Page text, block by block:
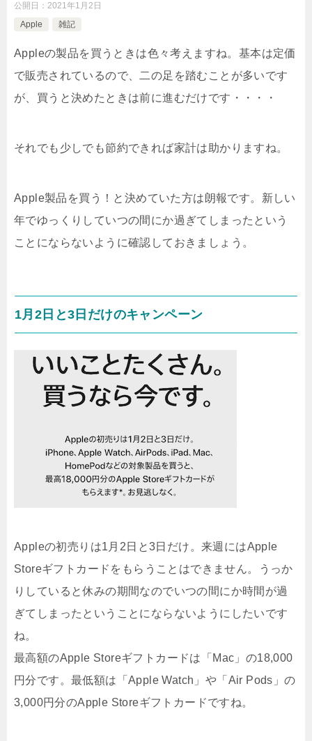
公開日： 2021年1月2日
Apple
雑記
Appleの製品を買うときは色々考えますね。基本は定価
で販売されているので、二の足を踏むことが多いです
が、買うと決めたときは前に進むだけです・・・・
それでも少しでも節約できれば家計は助かりますね。
Apple製品を買う！と決めていた方は朗報です。新しい
年でゆっくりしていつの間にか過ぎてしまったという
ことにならないように確認しておきましょう。
1月2日と3日だけのキャンペーン
Appleの初売りは1月2日と3日だけ。来週にはApple
Storeギフトカードをもらうことはできません。うっか
りしていると休みの期間なのでいつの間にか時間が過
ぎてしまったということにならないようにしたいです
ね。
最高額のApple Storeギフトカードは「Mac」の18,000
円分です。最低額は「Apple Watch」や「Air Pods」の
3,000円分のApple Storeギフトカードですね。